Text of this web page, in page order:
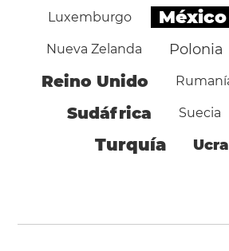
Luxemburgo México
Nueva Zelanda Polonia
Reino Unido
Sudáfrica Suecia
Turquía